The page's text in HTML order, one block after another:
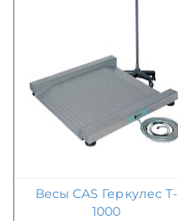
Весы CAS Геркулес T-
1000